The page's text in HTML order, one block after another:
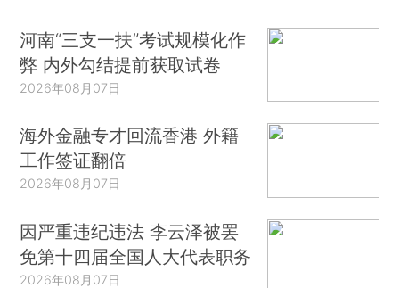
河南“三支一扶”考试规模化作
弊 内外勾结提前获取试卷
2026年08月07日
海外金融专才回流香港 外籍
工作签证翻倍
2026年08月07日
因严重违纪违法 李云泽被罢
免第十四届全国人大代表职务
2026年08月07日